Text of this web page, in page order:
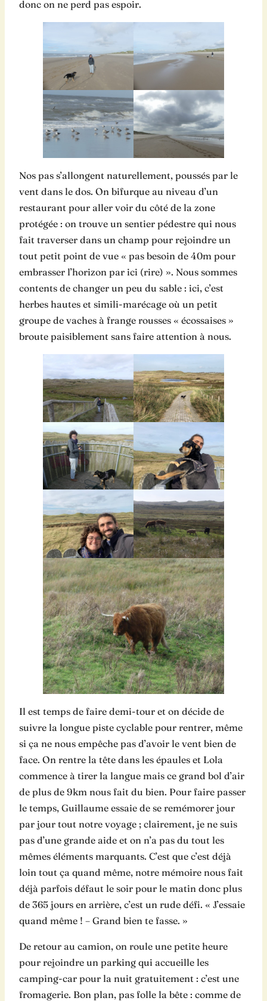
donc on ne perd pas espoir.
Nos pas s’allongent naturellement, poussés par le
vent dans le dos. On bifurque au niveau d’un
restaurant pour aller voir du côté de la zone
protégée : on trouve un sentier pédestre qui nous
fait traverser dans un champ pour rejoindre un
tout petit point de vue « pas besoin de 40m pour
embrasser l’horizon par ici (rire) ». Nous sommes
contents de changer un peu du sable : ici, c’est
herbes hautes et simili-marécage où un petit
groupe de vaches à frange rousses « écossaises »
broute paisiblement sans faire attention à nous.
Il est temps de faire demi-tour et on décide de
suivre la longue piste cyclable pour rentrer, même
si ça ne nous empêche pas d’avoir le vent bien de
face. On rentre la tête dans les épaules et Lola
commence à tirer la langue mais ce grand bol d’air
de plus de 9km nous fait du bien. Pour faire passer
le temps, Guillaume essaie de se remémorer jour
par jour tout notre voyage ; clairement, je ne suis
pas d’une grande aide et on n’a pas du tout les
mêmes éléments marquants. C’est que c’est déjà
loin tout ça quand même, notre mémoire nous fait
déjà parfois défaut le soir pour le matin donc plus
de 365 jours en arrière, c’est un rude défi. « J’essaie
quand même ! – Grand bien te fasse. »
De retour au camion, on roule une petite heure
pour rejoindre un parking qui accueille les
camping-car pour la nuit gratuitement : c’est une
fromagerie. Bon plan, pas folle la bête : comme de